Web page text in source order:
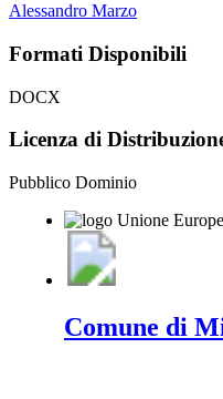
Alessandro Marzo
Formati Disponibili
DOCX
Licenza di
Pubblico Dominio
Comune di